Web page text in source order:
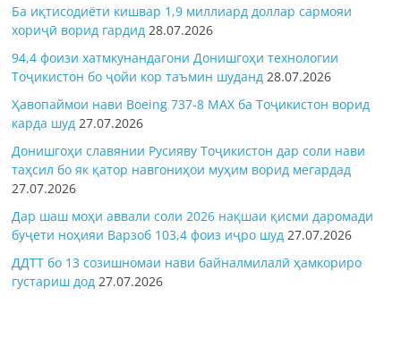
Ба иқтисодиёти кишвар 1,9 миллиард доллар сармояи
хориҷӣ ворид гардид 28.07.2026
94,4 фоизи хатмкунандагони Донишгоҳи технологии
Тоҷикистон бо ҷойи кор таъмин шуданд 28.07.2026
Ҳавопаймои нави Boeing 737-8 MAX ба Тоҷикистон ворид
карда шуд 27.07.2026
Донишгоҳи славянии Русияву Тоҷикистон дар соли нави
таҳсил бо як қатор навгониҳои муҳим ворид мегардад
27.07.2026
Дар шаш моҳи аввали соли 2026 нақшаи қисми даромади
буҷети ноҳияи Варзоб 103,4 фоиз иҷро шуд 27.07.2026
ДДТТ бо 13 созишномаи нави байналмилалӣ ҳамкориро
густариш дод 27.07.2026